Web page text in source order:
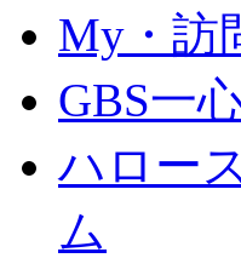
My・訪
GBS一
ハロー
ム